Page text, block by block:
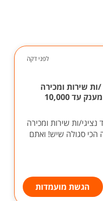
לפני דקה
ות שירות ומכירה
פרונטלי לראשל"צ - מענק עד 10,000
נציגי/ות שירות ומכירה
הכי סגולה שיש! ואתם
הגשת מועמדות